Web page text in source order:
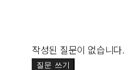
작성된 질문이 없습니다.
질문 쓰기